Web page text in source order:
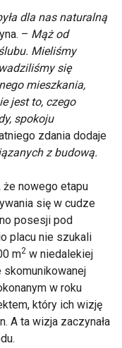
dla nas naturalną
– Mąż od
Mieliśmy
się
mieszkania,
jest to, czego
spokoju
zdania dodaje
z budową.
że nowego etapu
się w cudze
posesji pod
placu nie szukali
m2 w niedalekiej
skomunikowanej
w roku
który ich wizję
A ta wizja zaczynała